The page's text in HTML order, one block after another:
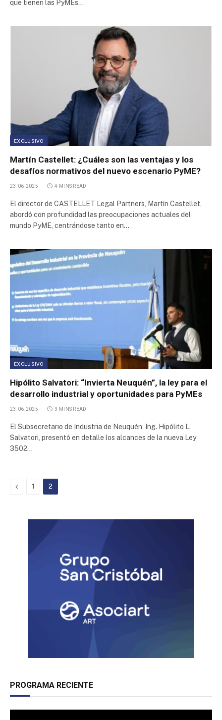
que tienen las PyMEs…
EXCLUSIVO
Martín Castellet: ¿Cuáles son las ventajas y los
desafíos normativos del nuevo escenario PyME?
23.06.2025 4 MINS READ
El director de CASTELLET Legal Partners, Martín Castellet,
abordó con profundidad las preocupaciones actuales del
mundo PyME, centrándose tanto en…
EXCLUSIVO
Hipólito Salvatori: “Invierta Neuquén”, la ley para el
desarrollo industrial y oportunidades para PyMEs
23.06.2025 3 MINS READ
El Subsecretario de Industria de Neuquén, Ing. Hipólito L.
Salvatori, presentó en detalle los alcances de la nueva Ley
3502…
Previous
1 2
PROGRAMA RECIENTE